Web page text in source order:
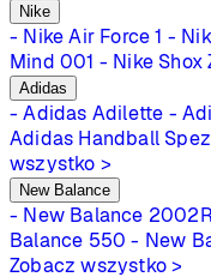
Nike
- Nike Air Force 1 -
Mind 001 - Nike Shox
Adidas
- Adidas Adilette -
Adidas Handball
wszystko >
New Balance
- New Balance 2002R
Balance 550 - New
Zobacz wszystko >